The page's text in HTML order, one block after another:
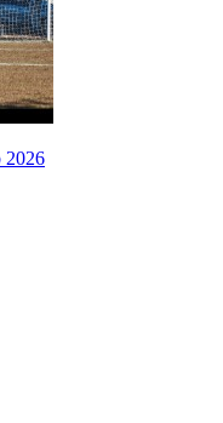
2026